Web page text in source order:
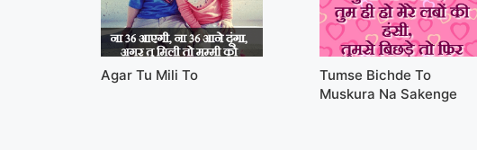
Agar Tu Mili To
Tumse Bichde To
Muskura Na Sakenge